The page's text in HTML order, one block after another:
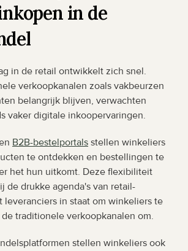
in de
in de retail ontwikkelt zich snel.
verkoopkanalen zoals vakbeurzen
belangrijk blijven, verwachten
vaker digitale inkoopervaringen.
B2B-bestelportals stellen winkeliers
te ontdekken en bestellingen te
het hun uitkomt. Deze flexibiliteit
de drukke agenda's van retail-
leveranciers in staat om winkeliers te
traditionele verkoopkanalen om.
stellen winkeliers ook